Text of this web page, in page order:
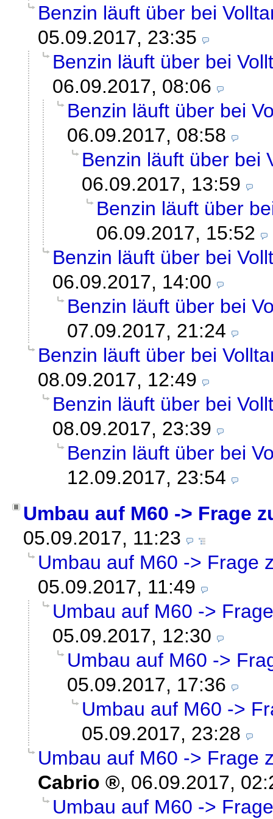
Benzin läuft über bei
05.09.2017, 23:35
Benzin läuft über bei
06.09.2017, 08:06
Benzin läuft über bei
06.09.2017, 08:58
Benzin läuft über bei
06.09.2017, 13:59
Benzin läuft über
06.09.2017, 15:52
Benzin läuft über bei
06.09.2017, 14:00
Benzin läuft über bei
07.09.2017, 21:24
Benzin läuft über bei
08.09.2017, 12:49
Benzin läuft über bei
08.09.2017, 23:39
Benzin läuft über bei
12.09.2017, 23:54
Umbau auf M60 -> Frage
05.09.2017, 11:23
Umbau auf M60 -> Frage
05.09.2017, 11:49
Umbau auf M60 ->
05.09.2017, 12:30
Umbau auf M60 ->
05.09.2017, 17:36
Umbau auf M60 ->
05.09.2017, 23:28
Umbau auf M60 -> Frage
Cabrio
, 06.09.2017,
Umbau auf M60 ->